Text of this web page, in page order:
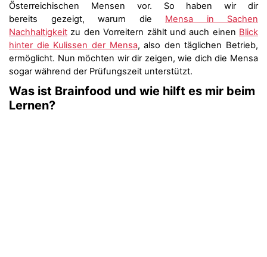
Österreichischen Mensen vor. So haben wir dir
bereits gezeigt, warum die Mensa in Sachen
Nachhaltigkeit zu den Vorreitern zählt und auch einen Blick
hinter die Kulissen der Mensa, also den täglichen Betrieb,
ermöglicht. Nun möchten wir dir zeigen, wie dich die Mensa
sogar während der Prüfungszeit unterstützt.
Was ist Brainfood und wie hilft es mir beim
Lernen?